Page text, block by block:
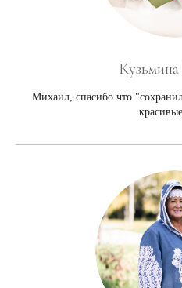
Михаил, спасибо что